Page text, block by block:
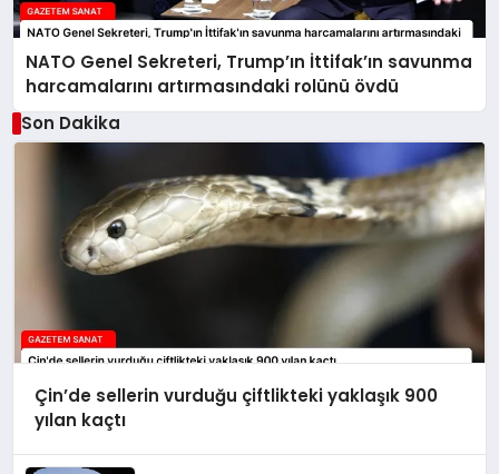
NATO Genel Sekreteri, Trump’ın İttifak’ın savunma
harcamalarını artırmasındaki rolünü övdü
Son Dakika
Çin’de sellerin vurduğu çiftlikteki yaklaşık 900
yılan kaçtı